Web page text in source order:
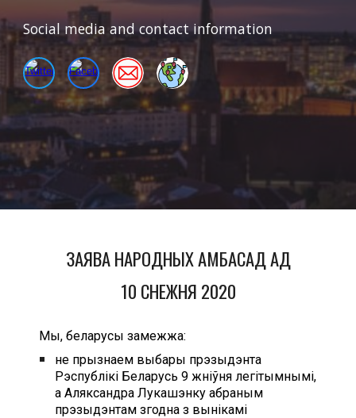
Social media and contact information
ЗАЯВА НАРОДНЫХ АМБАСАД АД
10 СНЕЖНЯ 2020
Мы, беларусы замежжа:
не прызнаем выбары прэзыдэнта
Рэспублікі Беларусь 9 жніўня легітымнымі,
а Аляксандра Лукашэнку абраным
прэзыдэнтам згодна з вынікамі